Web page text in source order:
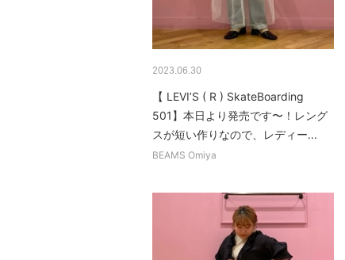
2023.06.30
【 LEVI’S ( R ) SkateBoarding
501】本日より発売です〜！レング
スが短い作りなので、レディー...
BEAMS Omiya